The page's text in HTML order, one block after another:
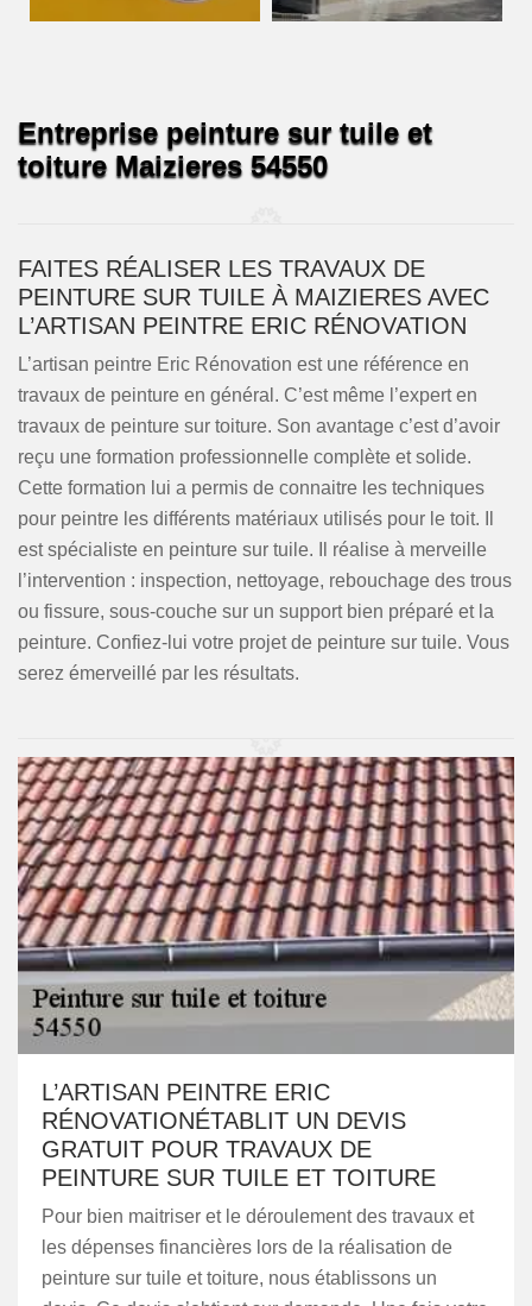
Entreprise peinture sur tuile et
toiture Maizieres 54550
FAITES RÉALISER LES TRAVAUX DE
PEINTURE SUR TUILE À MAIZIERES AVEC
L’ARTISAN PEINTRE ERIC RÉNOVATION
L’artisan peintre Eric Rénovation est une référence en
travaux de peinture en général. C’est même l’expert en
travaux de peinture sur toiture. Son avantage c’est d’avoir
reçu une formation professionnelle complète et solide.
Cette formation lui a permis de connaitre les techniques
pour peintre les différents matériaux utilisés pour le toit. Il
est spécialiste en peinture sur tuile. Il réalise à merveille
l’intervention : inspection, nettoyage, rebouchage des trous
ou fissure, sous-couche sur un support bien préparé et la
peinture. Confiez-lui votre projet de peinture sur tuile. Vous
serez émerveillé par les résultats.
L’ARTISAN PEINTRE ERIC
RÉNOVATIONÉTABLIT UN DEVIS
GRATUIT POUR TRAVAUX DE
PEINTURE SUR TUILE ET TOITURE
Pour bien maitriser et le déroulement des travaux et
les dépenses financières lors de la réalisation de
peinture sur tuile et toiture, nous établissons un